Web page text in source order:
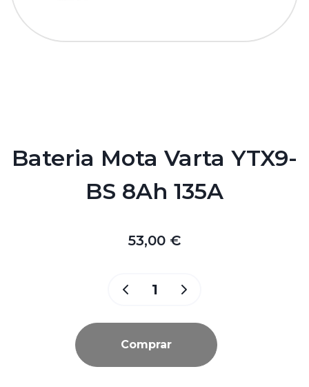
Bateria Mota Varta YTX9-
BS 8Ah 135A
53,00 €
Comprar